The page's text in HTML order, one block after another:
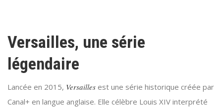
Versailles, une série
légendaire
Lancée en 2015, Versailles est une série historique créée par
Canal+ en langue anglaise. Elle célèbre Louis XIV interprété